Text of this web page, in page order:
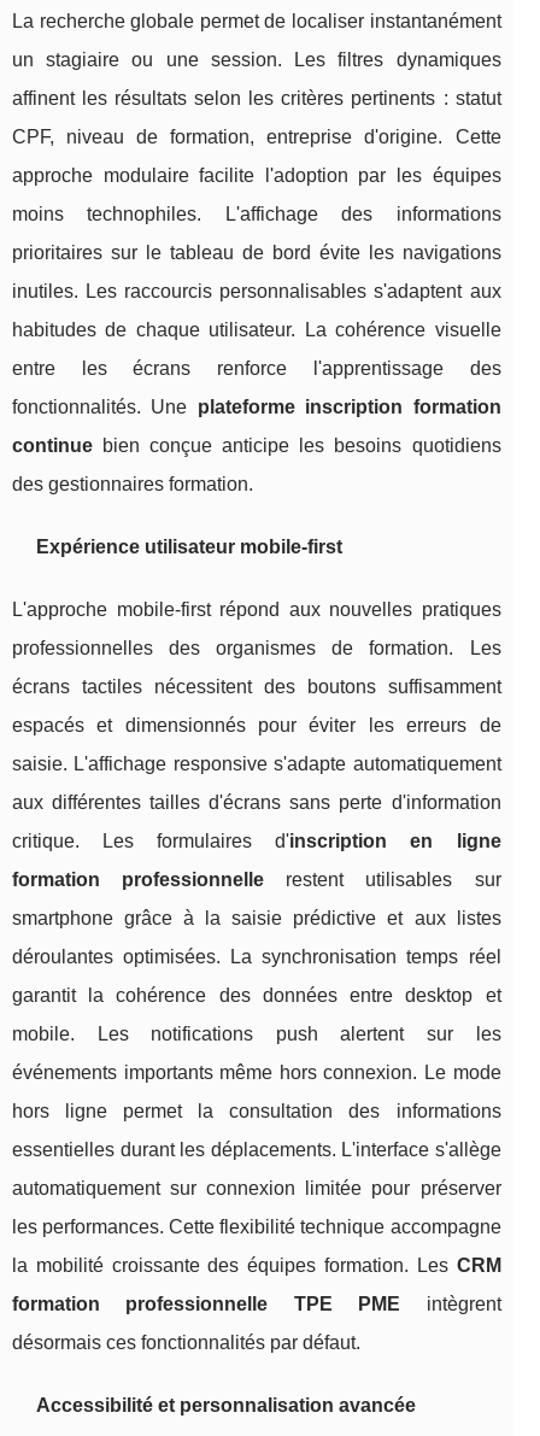
La recherche globale permet de localiser instantanément
un stagiaire ou une session. Les filtres dynamiques
affinent les résultats selon les critères pertinents : statut
CPF, niveau de formation, entreprise d'origine. Cette
approche modulaire facilite l'adoption par les équipes
moins technophiles. L'affichage des informations
prioritaires sur le tableau de bord évite les navigations
inutiles. Les raccourcis personnalisables s'adaptent aux
habitudes de chaque utilisateur. La cohérence visuelle
entre les écrans renforce l'apprentissage des
fonctionnalités. Une plateforme inscription formation
continue bien conçue anticipe les besoins quotidiens
des gestionnaires formation.
Expérience utilisateur mobile-first
L'approche mobile-first répond aux nouvelles pratiques
professionnelles des organismes de formation. Les
écrans tactiles nécessitent des boutons suffisamment
espacés et dimensionnés pour éviter les erreurs de
saisie. L'affichage responsive s'adapte automatiquement
aux différentes tailles d'écrans sans perte d'information
critique. Les formulaires d'inscription en ligne
formation professionnelle restent utilisables sur
smartphone grâce à la saisie prédictive et aux listes
déroulantes optimisées. La synchronisation temps réel
garantit la cohérence des données entre desktop et
mobile. Les notifications push alertent sur les
événements importants même hors connexion. Le mode
hors ligne permet la consultation des informations
essentielles durant les déplacements. L'interface s'allège
automatiquement sur connexion limitée pour préserver
les performances. Cette flexibilité technique accompagne
la mobilité croissante des équipes formation. Les CRM
formation professionnelle TPE PME intègrent
désormais ces fonctionnalités par défaut.
Accessibilité et personnalisation avancée